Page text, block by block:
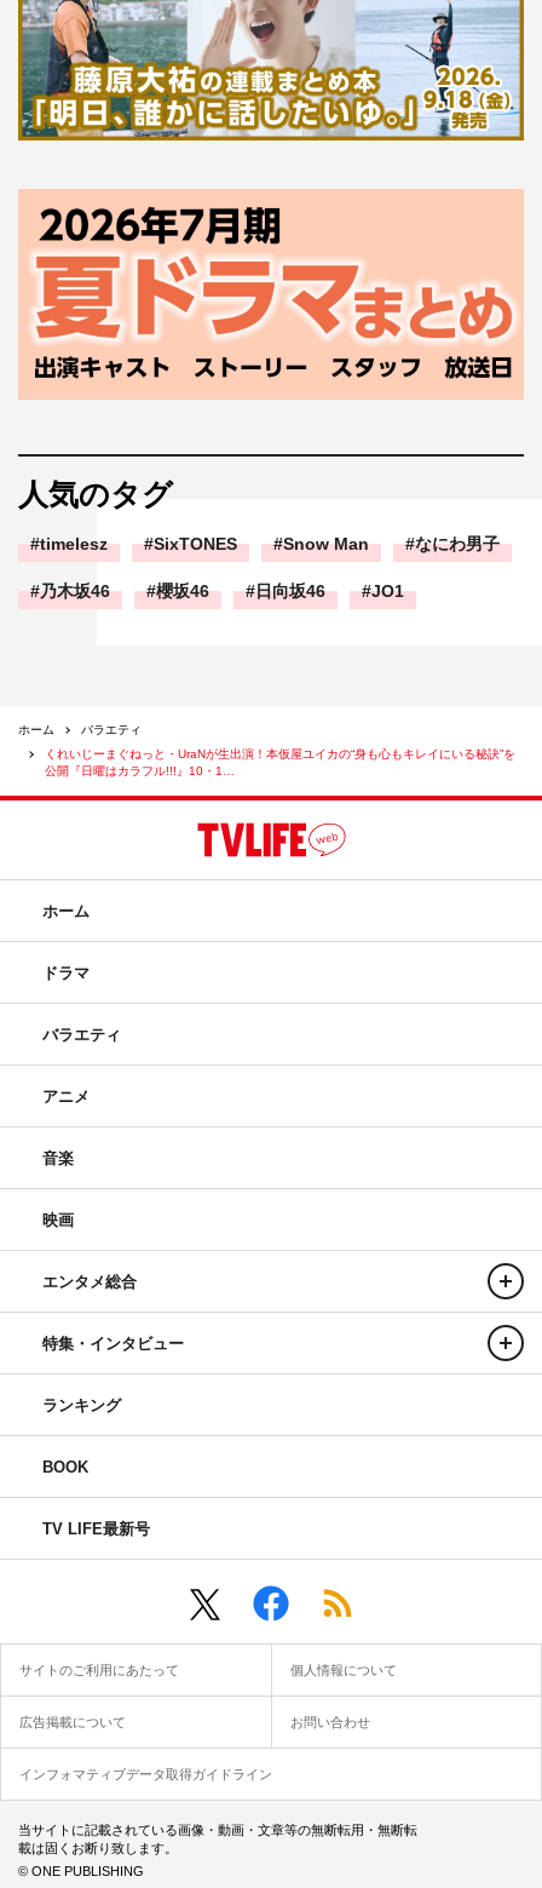
人気のタグ
timelesz SixTONES Snow Man なにわ男子
乃木坂46 櫻坂46 日向坂46 JO1
ホーム
バラエティ
くれいじーまぐねっと・UraNが生出演！本仮屋ユイカの“身も心もキレイにいる秘訣”を
公開『日曜はカラフル!!!』10・1…
ホーム
ドラマ
バラエティ
アニメ
音楽
映画
エンタメ総合
特集・インタビュー
ランキング
BOOK
TV LIFE最新号
サイトのご利用にあたって 個人情報について
広告掲載について お問い合わせ
インフォマティブデータ取得ガイドライン
当サイトに記載されている画像・動画・文章等の無断転用・無断転
載は固くお断り致します。
© ONE PUBLISHING